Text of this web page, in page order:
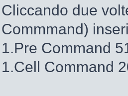
Cliccando due
Commmand)
1.Pre Command
1.Cell Command